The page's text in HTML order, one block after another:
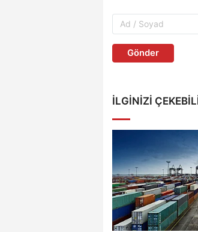
Gönder
İLGINIZI